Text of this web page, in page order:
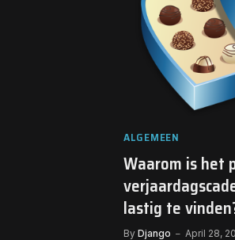
ALGEMEEN
Waarom is het
lastig te
By Django April 28,